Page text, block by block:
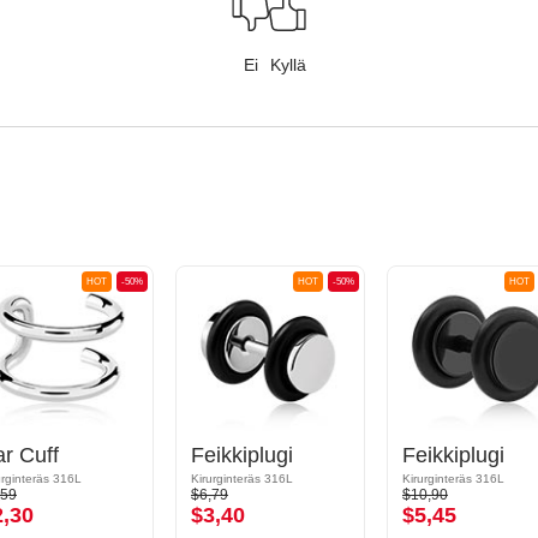
Ei Kyllä
-50%
HOT
Cuff
316L
-50%
HOT
Feikkiplugi
Kirurginteräs 316L
$6,79
$3,40
HOT
Feikkiplugi
Kirurginteräs 316L
$10,90
$5,45